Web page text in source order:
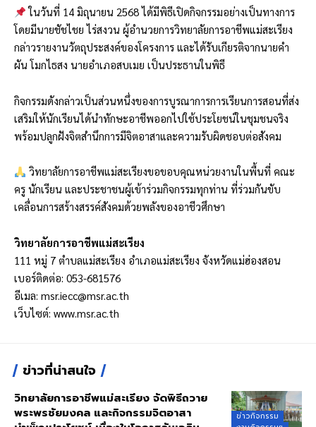
ในวันที่ 14 มิถุนายน 2568 ได้มีพิธีเปิดกิจกรรมอย่างเป็นทางการ
โดยมีนายชัชไชย ไร่สงวน ผู้อำนวยการวิทยาลัยการอาชีพแม่สะเรียง
กล่าวรายงานวัตถุประสงค์ของโครงการ และได้รับเกียรติจากนายคำ
ผัน โมกไธสง นายอำเภอสบเมย เป็นประธานในพิธี
กิจกรรมดังกล่าวเป็นส่วนหนึ่งของการบูรณาการการเรียนการสอนที่ส่ง
เสริมให้นักเรียนได้นำทักษะอาชีพออกไปใช้ประโยชน์ในชุมชนจริง
พร้อมปลูกฝังจิตสำนึกการมีจิตอาสาและความรับผิดชอบต่อสังคม
วิทยาลัยการอาชีพแม่สะเรียงขอขอบคุณหน่วยงานในพื้นที่ คณะ
ครู นักเรียน และประชาชนผู้เข้าร่วมกิจกรรมทุกท่าน ที่ร่วมกันขับ
เคลื่อนการสร้างสรรค์สังคมด้วยพลังของอาชีวศึกษา
วิทยาลัยการอาชีพแม่สะเรียง
111 หมู่ 7 ตำบลแม่สะเรียง อำเภอแม่สะเรียง จังหวัดแม่ฮ่องสอน
เบอร์ติดต่อ: 053-681576
อีเมล: msr.iecc@msr.ac.th
เว็บไซต์: www.msr.ac.th
ข่าวที่น่าสนใจ
ข่าวกิจกรรม
วิทยาลัยการอาชีพแม่สะเรียง จัดพิธีถวาย
พระพรชัยมงคล และกิจกรรมจิตอาสา